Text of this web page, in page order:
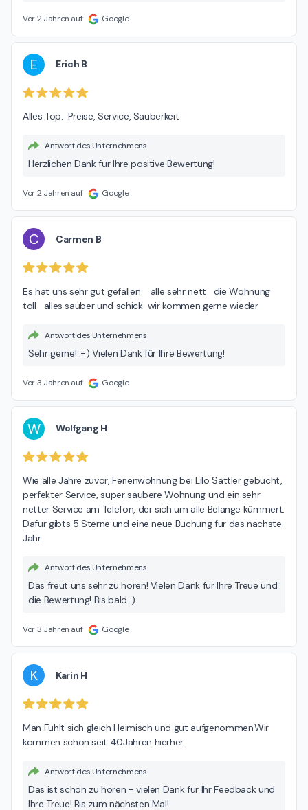
Vor 2 Jahren auf Google
E Erich B
Alles Top.  Preise, Service, Sauberkeit
Antwort des Unternehmens
Herzlichen Dank für Ihre positive Bewertung!
Vor 2 Jahren auf Google
C Carmen B
Es hat uns sehr gut gefallen    alle sehr nett   die Wohnung
toll   alles sauber und schick  wir kommen gerne wieder
Antwort des Unternehmens
Sehr gerne! :-) Vielen Dank für Ihre Bewertung!
Vor 3 Jahren auf Google
W Wolfgang H
Wie alle Jahre zuvor, Ferienwohnung bei Lilo Sattler gebucht,
perfekter Service, super saubere Wohnung und ein sehr
netter Service am Telefon, der sich um alle Belange kümmert.
Dafür gibts 5 Sterne und eine neue Buchung für das nächste
Jahr.
Antwort des Unternehmens
Das freut uns sehr zu hören! Vielen Dank für Ihre Treue und
die Bewertung! Bis bald :)
Vor 3 Jahren auf Google
K Karin H
Man Fühlt sich gleich Heimisch und gut aufgenommen.Wir
kommen schon seit 40Jahren hierher.
Antwort des Unternehmens
Das ist schön zu hören - vielen Dank für Ihr Feedback und
Ihre Treue! Bis zum nächsten Mal!